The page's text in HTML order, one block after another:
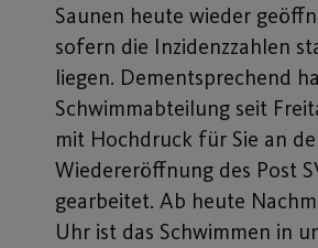
Saunen heute wieder
sofern die Inzidenzzahlen
liegen. Dementsprechend
Schwimmabteilung seit
mit Hochdruck für Sie an
Wiedereröffnung des Post
gearbeitet. Ab heute
Uhr ist das Schwimmen in